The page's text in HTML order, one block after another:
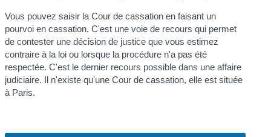
Vous pouvez saisir la Cour de cassation en faisant un
pourvoi en cassation. C'est une voie de recours qui permet
de contester une décision de justice que vous estimez
contraire à la loi ou lorsque la procédure n'a pas été
respectée. C'est le dernier recours possible dans une affaire
judiciaire. Il n'existe qu'une Cour de cassation, elle est située
à Paris.